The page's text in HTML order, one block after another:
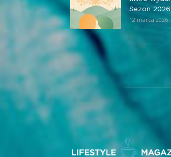
Sezon 2026
12 marca 2026